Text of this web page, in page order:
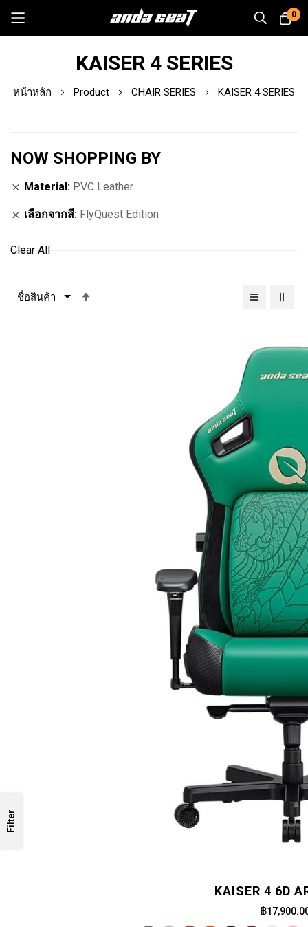
0
KAISER 4 SERIES
หน้าหลัก Product CHAIR SERIES KAISER 4 SERIES
KAISER 4 6D
฿
Filter
NOW SHOPPING BY
Material PVC Leather
เลือกจากสี FlyQuest Edition
Clear All